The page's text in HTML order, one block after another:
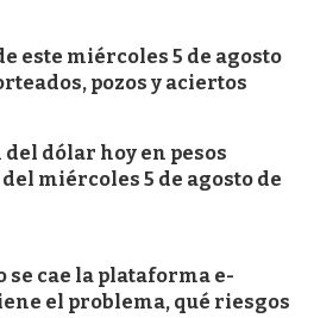
este miércoles 5 de agosto
pozos y aciertos
del dólar hoy en pesos
miércoles 5 de agosto de
se cae la plataforma e-
el problema, qué riesgos